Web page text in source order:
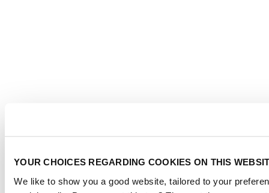
YOUR CHOICES REGARDING COOKIES ON THIS
We like to show you a good website, tailored to your